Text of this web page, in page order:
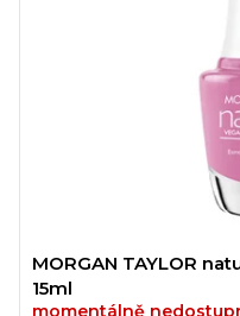
MORGAN TAYLOR
15ml
momentálně